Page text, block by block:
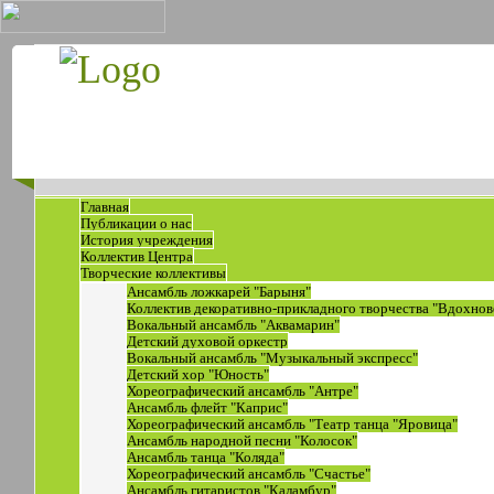
Главная
Публикации о нас
История учреждения
Коллектив Центра
Творческие коллективы
Ансамбль ложкарей "Барыня"
Коллектив декоративно-прикладного творчества
Вокальный ансамбль "Аквамарин"
Детский духовой оркестр
Вокальный ансамбль "Музыкальный экспресс"
Детский хор "Юность"
Хореографический ансамбль "Антре"
Ансамбль флейт "Каприс"
Хореографический ансамбль "Театр танца "Яровица"
Ансамбль народной песни "Колосок"
Ансамбль танца "Коляда"
Хореографический ансамбль "Счастье"
Ансамбль гитаристов "Каламбур"